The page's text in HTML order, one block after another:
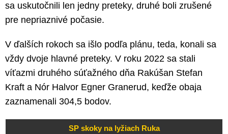
sa uskutočnili len jedny preteky, druhé boli zrušené
pre nepriaznivé počasie.
V ďalších rokoch sa išlo podľa plánu, teda, konali sa
vždy dvoje hlavné preteky. V roku 2022 sa stali
víťazmi druhého súťažného dňa Rakúšan Stefan
Kraft a Nór Halvor Egner Granerud, keďže obaja
zaznamenali 304,5 bodov.
SP skoky na lyžiach Ruka